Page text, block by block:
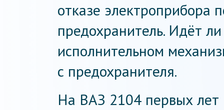
отказе электроприбора
предохранитель. Идёт
исполнительном
с предохранителя.
На ВАЗ 2104 первых лет